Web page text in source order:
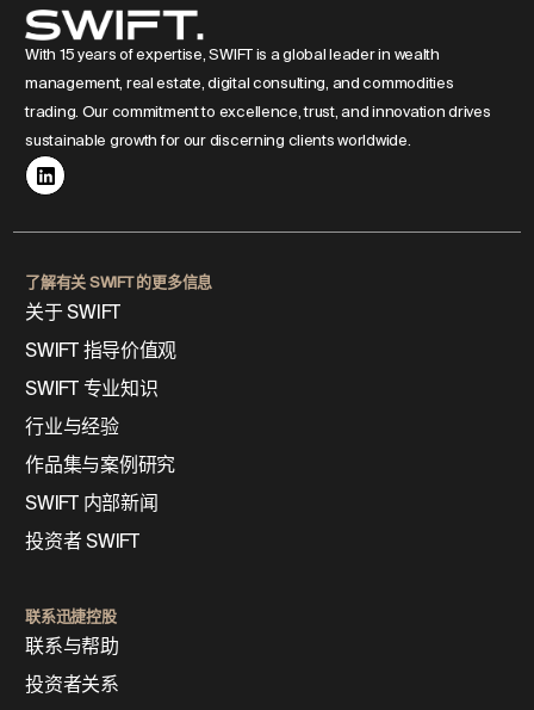
With 15 years of expertise, SWIFT is a global leader in wealth
management, real estate, digital consulting, and commodities
trading. Our commitment to excellence, trust, and innovation drives
sustainable growth for our discerning clients worldwide.
了解有关 SWIFT 的更多信息
关于 SWIFT
SWIFT 指导价值观
SWIFT 专业知识
行业与经验
作品集与案例研究
SWIFT 内部新闻
投资者 SWIFT
联系迅捷控股
联系与帮助
投资者关系